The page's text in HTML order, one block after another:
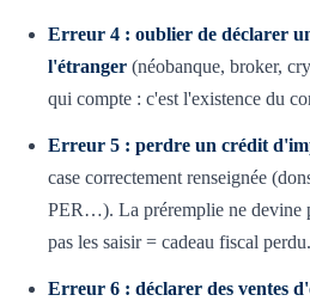
Erreur 4 : oublier de déclarer
l'étranger (néobanque, broker,
qui compte : c'est l'existence du
Erreur 5 : perdre un crédit
case correctement renseignée
PER…). La préremplie ne devine
pas les saisir = cadeau fiscal perdu.
Erreur 6 : déclarer des ventes